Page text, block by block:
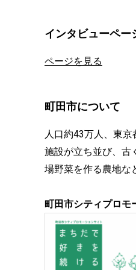
インタビューペー
ページを見る
町田市について
⼈⼝約43万⼈、東
施設が⽴ち並び、古
場野菜を作る農地な
町田市シティプロモ